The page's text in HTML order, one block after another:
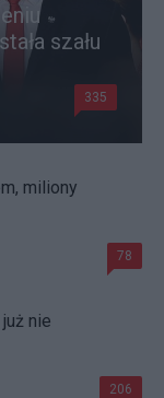
szału
335
miliony
78
nie
206